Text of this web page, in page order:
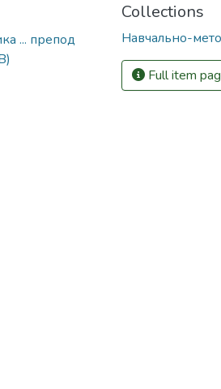
... препод
Collections
Навчально-
Full item